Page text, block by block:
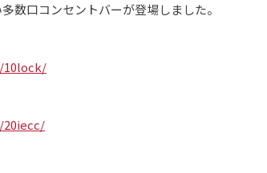
数口コンセントバーが登場しました。
10lock/